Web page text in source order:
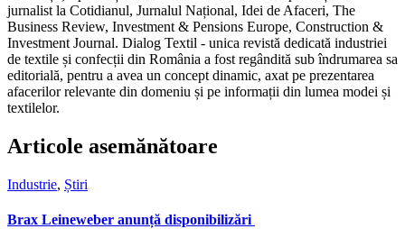
jurnalist la Cotidianul, Jurnalul Național, Idei de Afaceri, The
Business Review, Investment & Pensions Europe, Construction &
Investment Journal. Dialog Textil - unica revistă dedicată industriei
de textile și confecții din România a fost regândită sub îndrumarea sa
editorială, pentru a avea un concept dinamic, axat pe prezentarea
afacerilor relevante din domeniu și pe informații din lumea modei și
textilelor.
Articole asemănătoare
Industrie, Știri
Brax Leineweber anunță disponibilizări